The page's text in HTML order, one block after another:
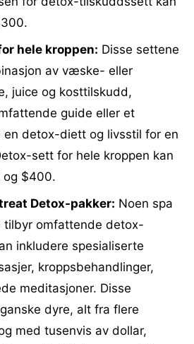
hele kroppen: Disse settene
av væske- eller
juice og kosttilskudd,
guide eller et
en detox-diett og livsstil for en
sett for hele kroppen kan
og $400.
Detox-pakker: Noen spa
omfattende detox-
inkludere spesialiserte
kroppsbehandlinger,
meditasjoner. Disse
dyre, alt fra flere
med tusenvis av dollar,